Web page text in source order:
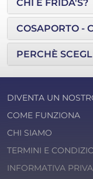
CHI È FRIDA'S?
COSAPORTO -
PERCHÈ
DIVENTA UN
COME FUNZIONA
CHI SIAMO
TERMINI E
INFORMATIVA